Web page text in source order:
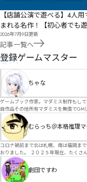
【店舗公演で遊べる】4人
まれる名作！【初心者でも
2026年7月9日更新
記事一覧へ
GM
登録ゲームマスター
ちゃな
ゲームブック作家。マダミス制作もし
自作品その他所有マダミスを無償で
ぞ。
むらっち＠本格推理
コロナ禍前まで北は札幌、南は福岡ま
おりました。 ２０２５年現在、たくさんのマダミスシナリオが増えました。 エモい物語体験重視の
シナリオがマダミス・マーダーミステ
リオは簡単に遊べます。 しかし、２～３時間ずっと考え＆議論して、見たことないトリックが解け
る閃きや犯人として逃げ切る楽しみの
劇団ですわ